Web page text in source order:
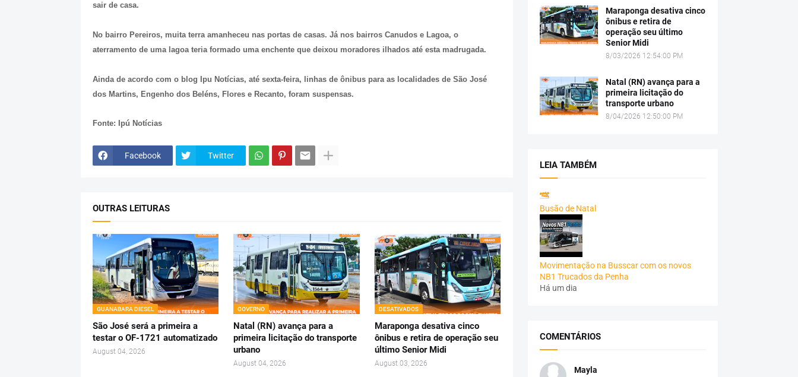
sair de casa.
No bairro Pereiros, muita terra amanheceu nas portas de casas. Já nos bairros Canudos e Lagoa, o
aterramento de uma lagoa teria formado uma enchente que deixou moradores ilhados até esta madrugada.
Ainda de acordo com o blog Ipu Notícias, até sexta-feira, linhas de ônibus para as localidades de São José
dos Martins, Engenho dos Beléns, Flores e Recanto, foram suspensas.
Fonte: Ipú Notícias
Facebook Twitter
OUTRAS LEITURAS
GUANABARA DIESEL
São José será a primeira a
testar o OF-1721 automatizado
August 04, 2026
GOVERNO
Natal (RN) avança para a
primeira licitação do transporte
urbano
August 04, 2026
DESATIVADOS
Maraponga desativa cinco
ônibus e retira de operação seu
último Senior Midi
August 03, 2026
Maraponga desativa cinco
ônibus e retira de
operação seu último
Senior Midi
8/03/2026 12:54:00 PM
Natal (RN) avança para a
primeira licitação do
transporte urbano
8/04/2026 12:50:00 PM
LEIA TAMBÉM
Busão de Natal
Movimentação na Busscar com os novos
NB1 Trucados da Penha
Há um dia
COMENTÁRIOS
Mayla